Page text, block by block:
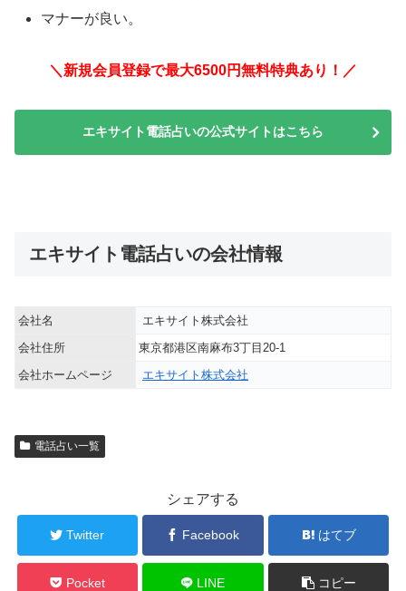
マナーが良い。
＼新規会員登録で最大6500円無料特典あり！／
エキサイト電話占いの公式サイトはこちら
エキサイト電話占いの会社情報
会社名
エキサイト株式会社
会社住所
東京都港区南麻布3丁目20-1
会社ホームページ
エキサイト株式会社
電話占い一覧
シェアする
Twitter Facebook はてブ
Pocket LINE コピー